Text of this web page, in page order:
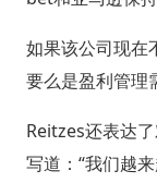
如果该公司现在
要么是盈利管
Reitzes还表达
写道：“我们越